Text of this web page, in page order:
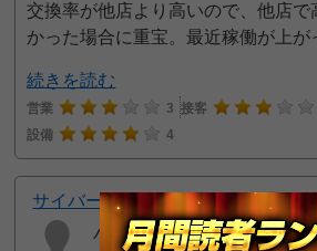
交換率が他店より高いので、他店で
かった場合に重宝。最近稼働が上が
続きを読む
営業 3 接客
設備
4
サイバーパチンコ秋葉原昭和通り
パンダ